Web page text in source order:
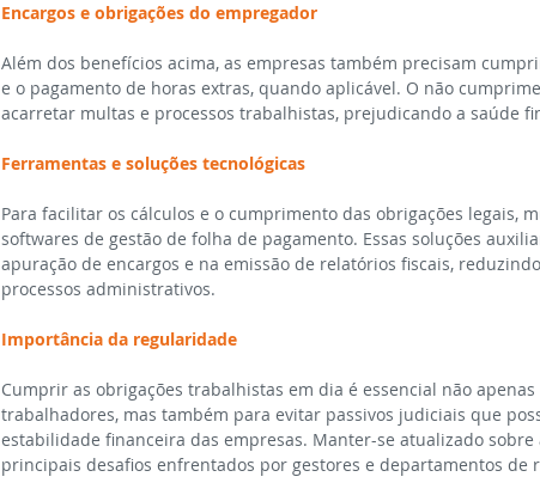
Encargos e obrigações do empregador
Além dos benefícios acima, as empresas também precisam
e o pagamento de horas extras, quando aplicável. O não
acarretar multas e processos trabalhistas, prejudicando a saúde
Ferramentas e soluções tecnológicas
Para facilitar os cálculos e o cumprimento das obrigações legais,
softwares de gestão de folha de pagamento. Essas soluções
apuração de encargos e na emissão de relatórios fiscais,
processos administrativos.
Importância da regularidade
Cumprir as obrigações trabalhistas em dia é essencial não
trabalhadores, mas também para evitar passivos judiciais que
estabilidade financeira das empresas. Manter-se atualizado sobre
principais desafios enfrentados por gestores e departamentos de